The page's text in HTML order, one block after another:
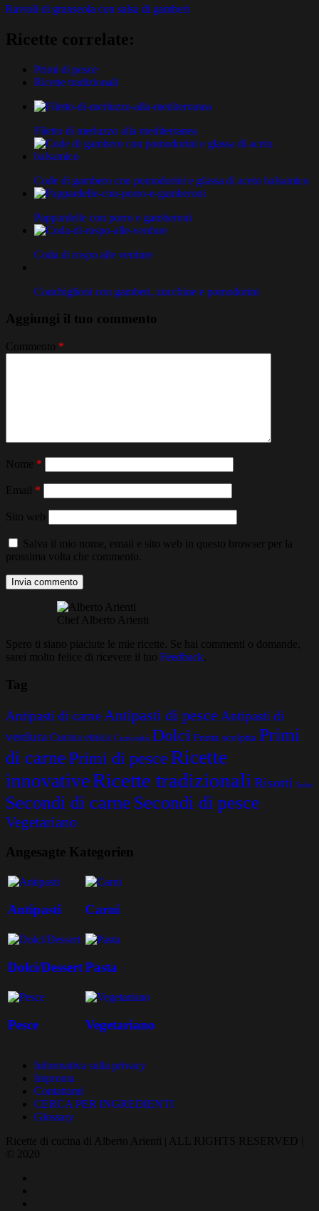
Ravioli di granseola con salsa di gamberi
Ricette correlate:
Primi di pesce
Ricette tradizionali
Filetto di merluzzo alla mediterranea
Code di gambero con pomodorini e glassa di aceto balsamico
Pappardelle con porro e gamberoni
Coda di rospo alle verdure
Conchiglioni con gamberi, zucchine e pomodorini
Aggiungi il tuo commento
Commento *
Nome *
Email *
Sito web
Salva il mio nome, email e sito web in questo browser per la
prossima volta che commento.
Chef Alberto Arienti
Spero ti siano piaciute le mie ricette. Se hai commenti o domande,
sarei molto felice di ricevere il tuo Feedback
Tag
Antipasti di carne Antipasti di pesce Antipasti di
verdura Cucina etnica Curiosità Dolci Frutta scolpita Primi
di carnePrimi di pesceRicette
innovativeRicette tradizionali Risotti Salse
Secondi di carne Secondi di pesce
Vegetariano
Angesagte Kategorien
Antipasti Carni
Dolci/DessertPasta
Pesce Vegetariano
Informativa sulla privacy
Impronta
Contattami
CERCA PER INGREDIENTI
Glossary
Ricette di cucina di Alberto Arienti | ALL RIGHTS RESERVED |
© 2020